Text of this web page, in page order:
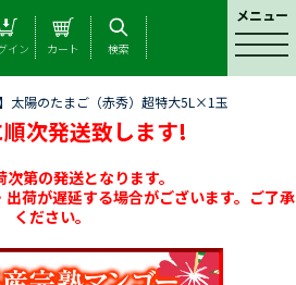
メニュー
t
a
イン カート 検索
太陽のたまご（赤秀）超特大5L×1玉
次発送致します!
第の発送となります。
荷が遅延する場合がございます。ご了承
ください。